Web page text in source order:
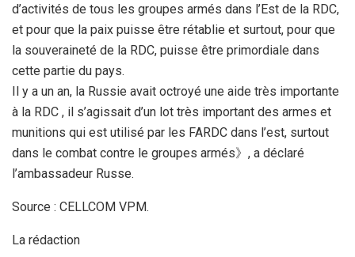
d’activités de tous les groupes armés dans l’Est de la RDC,
et pour que la paix puisse être rétablie et surtout, pour que
la souveraineté de la RDC, puisse être primordiale dans
cette partie du pays.
Il y a un an, la Russie avait octroyé une aide très importante
à la RDC , il s’agissait d’un lot très important des armes et
munitions qui est utilisé par les FARDC dans l’est, surtout
dans le combat contre le groupes armés》, a déclaré
l’ambassadeur Russe.
Source : CELLCOM VPM.
La rédaction